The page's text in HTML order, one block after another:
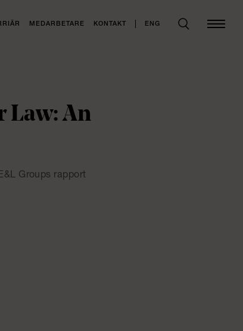
MEDARBETARE KONTAKT ENG
Law: An
Groups rapport